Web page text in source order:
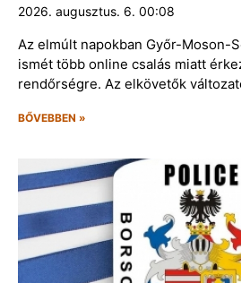
2026. augusztus. 6. 00:08
Az elmúlt napokban Győr-Moson-
ismét több online csalás miatt
rendőrségre. Az elkövetők
BŐVEBBEN »